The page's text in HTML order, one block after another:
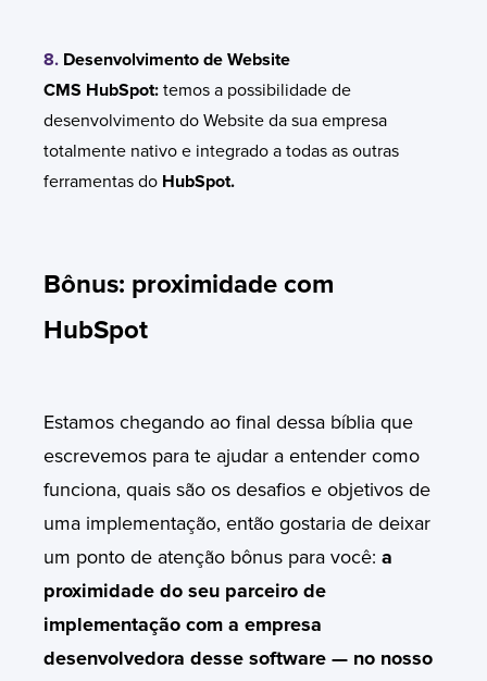
8. Desenvolvimento de Website
CMS HubSpot: temos a possibilidade de
desenvolvimento do Website da sua empresa
totalmente nativo e integrado a todas as outras
ferramentas do HubSpot.
Bônus: proximidade com
HubSpot
Estamos chegando ao final dessa bíblia que
escrevemos para te ajudar a entender como
funciona, quais são os desafios e objetivos de
uma implementação, então gostaria de deixar
um ponto de atenção bônus para você: a
proximidade do seu parceiro de
implementação com a empresa
desenvolvedora desse software — no nosso